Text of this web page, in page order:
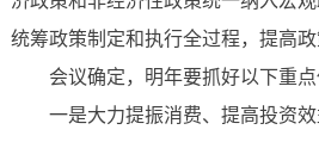
统筹政策制定和执行全过程，提高政
会议确定，明年要抓好以下重点
一是大力提振消费、提高投资效